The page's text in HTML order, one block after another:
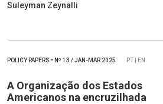
Suleyman Zeynalli
POLICY PAPERS • Nº 13 / JAN-MAR 2025 PT | EN
A Organização dos Estados
Americanos na encruzilhada